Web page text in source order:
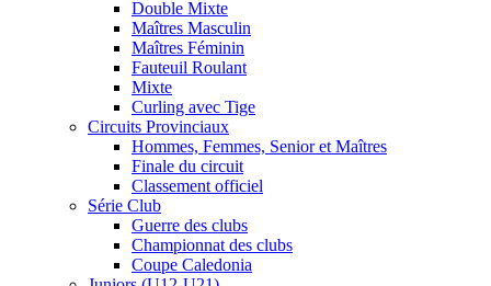
Double Mixte
Maîtres Masculin
Maîtres Féminin
Fauteuil Roulant
Mixte
Curling avec Tige
Circuits Provinciaux
Hommes, Femmes, Senior et Maîtres
Finale du circuit
Classement officiel
Série Club
Guerre des clubs
Championnat des clubs
Coupe Caledonia